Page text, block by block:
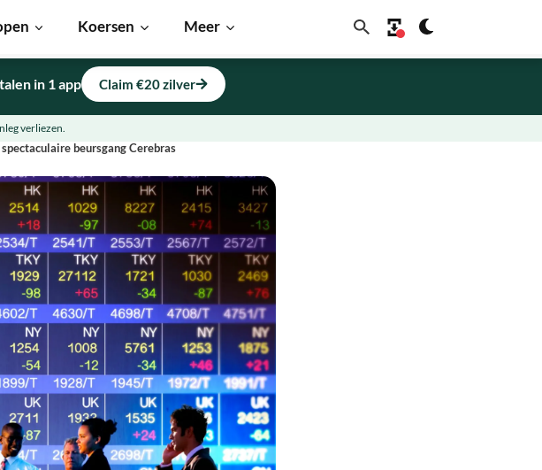
Koersen Meer
beursgang Cerebras
in 1 app Claim €20 zilver
verliezen.